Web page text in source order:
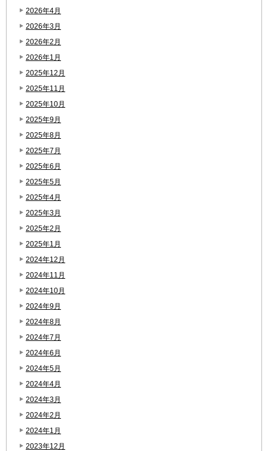
2026年4月
2026年3月
2026年2月
2026年1月
2025年12月
2025年11月
2025年10月
2025年9月
2025年8月
2025年7月
2025年6月
2025年5月
2025年4月
2025年3月
2025年2月
2025年1月
2024年12月
2024年11月
2024年10月
2024年9月
2024年8月
2024年7月
2024年6月
2024年5月
2024年4月
2024年3月
2024年2月
2024年1月
2023年12月